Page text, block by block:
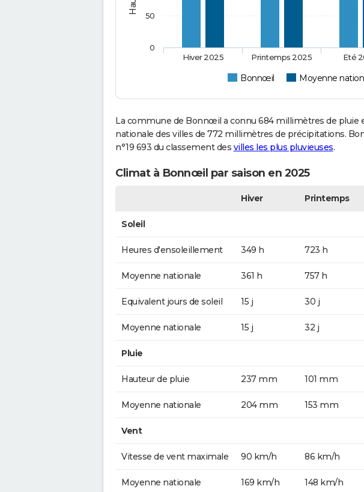
Bonnœil Moyenne
Hiver 2025 Printemps 2025 Eté
0
50
La commune de Bonnœil a connu 684 millimètres de pluie
nationale des villes de 772 millimètres de précipitations.
n°19 693 du classement des villes les plus pluvieuses.
Climat à Bonnœil par saison en 2025
Hiver Printemps
Soleil
Heures d'ensoleillement 349 h 723 h
Moyenne nationale 361 h 757 h
Equivalent jours de soleil 15 j 30 j
Moyenne nationale 15 j 32 j
Pluie
Hauteur de pluie 237 mm 101 mm
Moyenne nationale 204 mm 153 mm
Vent
Vitesse de vent maximale 90 km/h 86 km/h
Moyenne nationale 169 km/h 148 km/h